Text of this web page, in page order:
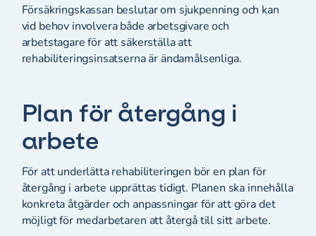
Försäkringskassan beslutar om sjukpenning och kan
vid behov involvera både arbetsgivare och
arbetstagare för att säkerställa att
rehabiliteringsinsatserna är ändamålsenliga.
Plan för återgång i
arbete
För att underlätta rehabiliteringen bör en plan för
återgång i arbete upprättas tidigt. Planen ska innehålla
konkreta åtgärder och anpassningar för att göra det
möjligt för medarbetaren att återgå till sitt arbete.